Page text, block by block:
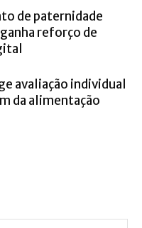
de paternidade
reforço de
avaliação individual
da alimentação